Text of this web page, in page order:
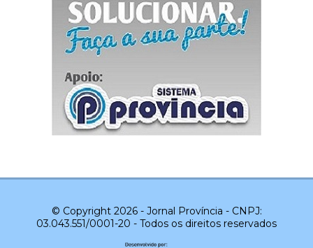
© Copyright 2026 - Jornal Província - CNPJ:
03.043.551/0001-20 - Todos os direitos reservados